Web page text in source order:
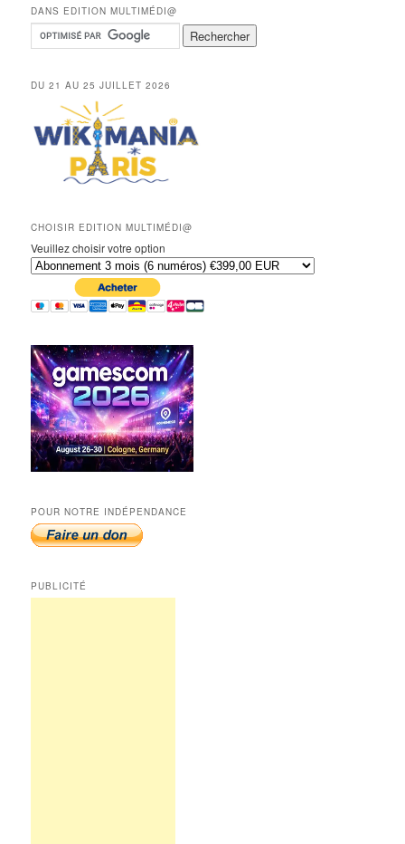
DANS EDITION MULTIMÉDI@
DU 21 AU 25 JUILLET 2026
CHOISIR EDITION MULTIMÉDI@
Veuillez choisir votre option
POUR NOTRE INDÉPENDANCE
PUBLICITÉ